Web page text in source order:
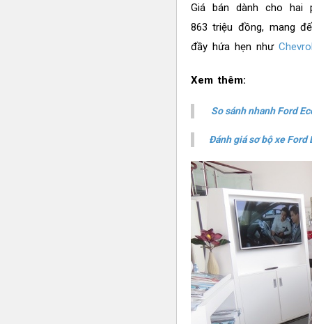
Giá bán dành cho hai
863 triệu đồng, mang
đầy hứa hẹn như
Xem thêm:
So sánh nhanh Ford
Đánh giá sơ bộ xe Ford